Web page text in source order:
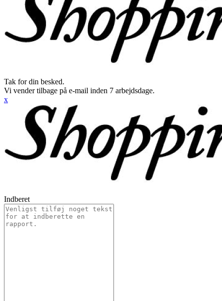
Tak for din besked.
Vi vender tilbage på e-mail inden 7 arbejdsdage.
x
Indberet